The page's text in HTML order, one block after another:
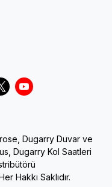
Dugarry Duvar ve
Dugarry Kol Saatleri
Hakkı Saklıdır.